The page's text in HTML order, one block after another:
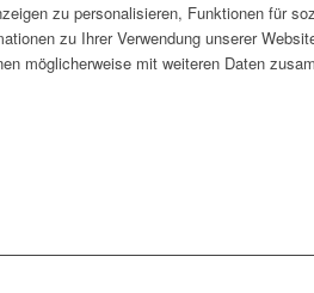
zu personalisieren, Funktionen für
zu Ihrer Verwendung unserer
möglicherweise mit weiteren Daten